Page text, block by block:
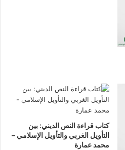
كتاب قراءة النص الديني: بين
التأويل الغربي والتأويل الإسلامي –
محمد عمارة